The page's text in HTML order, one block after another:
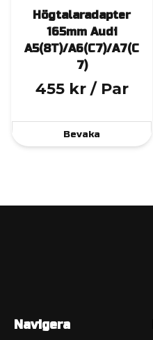
Högtalaradapter
165mm Audi
A5(8T)/A6(C7)/A7(C
7)
455 kr / Par
Bevaka
Navigera